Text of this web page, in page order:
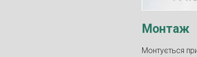
Монтаж
Монтується